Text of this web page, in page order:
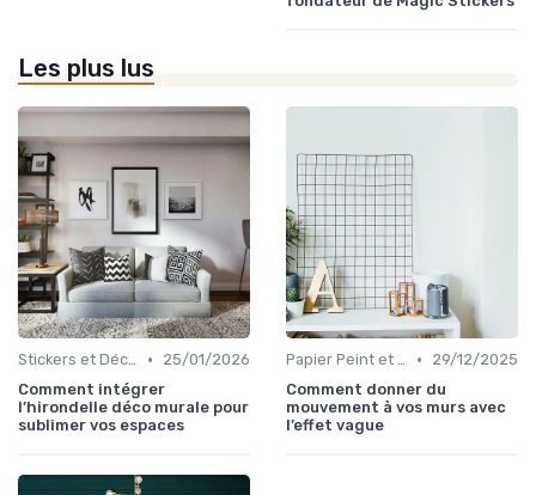
Les plus lus
Stickers et Décalcomanies Muraux •
25/01/2026
Comment intégrer
l’hirondelle déco murale pour
sublimer vos espaces
Papier Peint et Revêtements Muraux •
29/12/2025
Comment donner du
mouvement à vos murs avec
l’effet vague